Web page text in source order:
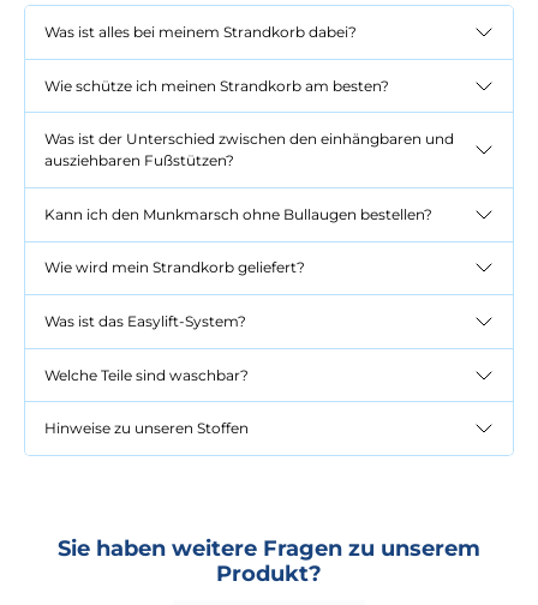
Was ist alles bei meinem Strandkorb dabei?
Wie schütze ich meinen Strandkorb am besten?
Was ist der Unterschied zwischen den einhängbaren und
ausziehbaren Fußstützen?
Kann ich den Munkmarsch ohne Bullaugen bestellen?
Wie wird mein Strandkorb geliefert?
Was ist das Easylift-System?
Welche Teile sind waschbar?
Hinweise zu unseren Stoffen
Sie haben weitere Fragen zu unserem
Produkt?